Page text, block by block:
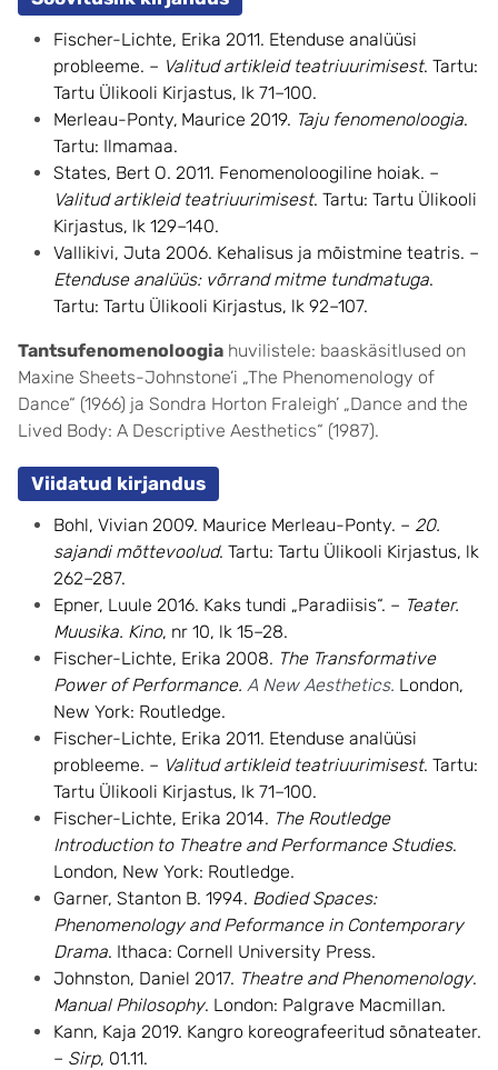
Fischer-Lichte, Erika 2011. Etenduse analüüsi
probleeme. – Valitud artikleid teatriuurimisest. Tartu:
Tartu Ülikooli Kirjastus, lk 71–100.
Merleau-Ponty, Maurice 2019. Taju fenomenoloogia.
Tartu: Ilmamaa.
States, Bert O. 2011. Fenomenoloogiline hoiak. –
Valitud artikleid teatriuurimisest. Tartu: Tartu Ülikooli
Kirjastus, lk 129–140.
Vallikivi, Juta 2006. Kehalisus ja mõistmine teatris. –
Etenduse analüüs: võrrand mitme tundmatuga.
Tartu: Tartu Ülikooli Kirjastus, lk 92–107.
Tantsufenomenoloogia huvilistele: baaskäsitlused on
Maxine Sheets-Johnstone’i „The Phenomenology of
Dance“ (1966) ja Sondra Horton Fraleigh’ „Dance and the
Lived Body: A Descriptive Aesthetics“ (1987).
Viidatud kirjandus
Bohl, Vivian 2009. Maurice Merleau-Ponty. – 20.
sajandi mõttevoolud. Tartu: Tartu Ülikooli Kirjastus, lk
262–287.
Epner, Luule 2016. Kaks tundi „Paradiisis“. – Teater.
Muusika. Kino, nr 10, lk 15–28.
Fischer-Lichte, Erika 2008. The Transformative
Power of Performance. A New Aesthetics. London,
New York: Routledge.
Fischer-Lichte, Erika 2011. Etenduse analüüsi
probleeme. – Valitud artikleid teatriuurimisest. Tartu:
Tartu Ülikooli Kirjastus, lk 71–100.
Fischer-Lichte, Erika 2014. The Routledge
Introduction to Theatre and Performance Studies.
London, New York: Routledge.
Garner, Stanton B. 1994. Bodied Spaces:
Phenomenology and Peformance in Contemporary
Drama. Ithaca: Cornell University Press.
Johnston, Daniel 2017. Theatre and Phenomenology.
Manual Philosophy. London: Palgrave Macmillan.
Kann, Kaja 2019. Kangro koreografeeritud sõnateater.
– Sirp, 01.11.